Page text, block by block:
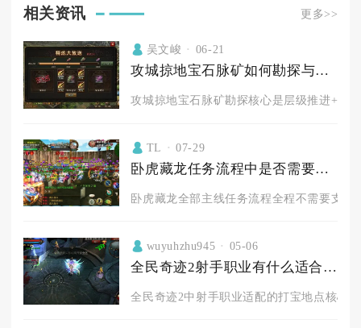
相关资讯 更多>>
吴文峻 06-21
攻城掠地宝石脉矿如何勘探与开采
攻城掠地宝石脉矿勘探核心是层级推进+单
TL 07-29
卧虎藏龙任务流程中是否需要支付相关费用
卧虎藏龙全部主线任务流程全程不需要支付
wuyuhzhu945 05-06
全民奇迹2射手职业有什么适合的打宝地点
全民奇迹2中射手职业适配的打宝地点核心